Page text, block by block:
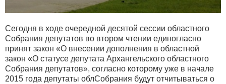
Сегодня в ходе очередной десятой сессии областного
Собрания депутатов во втором чтении единогласно
принят закон «О внесении дополнения в областной
закон «О статусе депутата Архангельского областного
Собрания депутатов», согласно которому уже в начале
2015 года депутаты облСобрания будут отчитываться о